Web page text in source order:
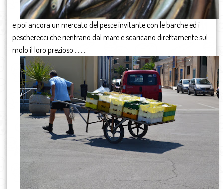
e poi ancora un mercato del pesce invitante con le barche ed i
pescherecci che rientrano dal mare e scaricano direttamente sul
molo il loro prezioso ……..